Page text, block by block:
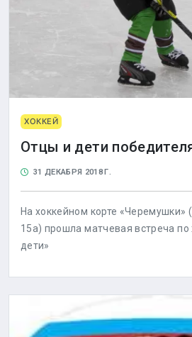
ХОККЕЙ
Отцы и дети
31 ДЕКАБРЯ 2018 Г.
На хоккейном корте «Черемушки»
15а) прошла матчевая встреча
дети»